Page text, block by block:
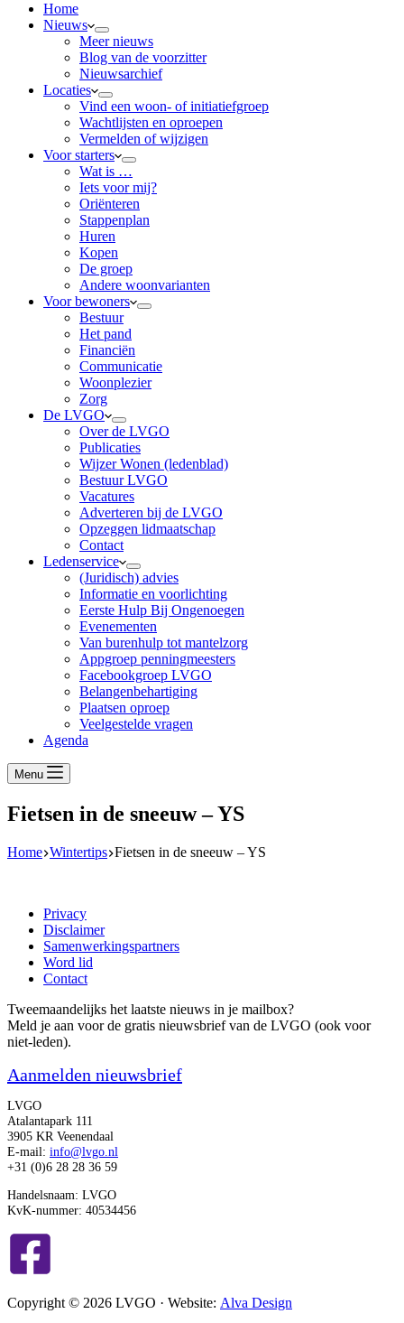
Home
Nieuws
Meer nieuws
Blog van de voorzitter
Nieuwsarchief
Locaties
Vind een woon- of initiatiefgroep
Wachtlijsten en oproepen
Vermelden of wijzigen
Voor starters
Wat is …
Iets voor mij?
Oriënteren
Stappenplan
Huren
Kopen
De groep
Andere woonvarianten
Voor bewoners
Bestuur
Het pand
Financiën
Communicatie
Woonplezier
Zorg
De LVGO
Over de LVGO
Publicaties
Wijzer Wonen (ledenblad)
Bestuur LVGO
Vacatures
Adverteren bij de LVGO
Opzeggen lidmaatschap
Contact
Ledenservice
(Juridisch) advies
Informatie en voorlichting
Eerste Hulp Bij Ongenoegen
Evenementen
Van burenhulp tot mantelzorg
Appgroep penningmeesters
Facebookgroep LVGO
Belangenbehartiging
Plaatsen oproep
Veelgestelde vragen
Agenda
Menu
Fietsen in de sneeuw – YS
Home Wintertips Fietsen in de sneeuw – YS
Privacy
Disclaimer
Samenwerkingspartners
Word lid
Contact
Tweemaandelijks het laatste nieuws in je mailbox?
Meld je aan voor de gratis nieuwsbrief van de LVGO (ook voor
niet-leden).
Aanmelden nieuwsbrief
LVGO
Atalantapark 111
3905 KR Veenendaal
E-mail: info@lvgo.nl
+31 (0)6 28 28 36 59
Handelsnaam: LVGO
KvK-nummer: 40534456
Copyright © 2026 LVGO · Website: Alva Design